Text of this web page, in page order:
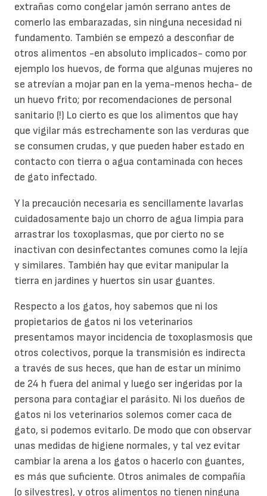
extrañas como congelar jamón serrano antes de
comerlo las embarazadas, sin ninguna necesidad ni
fundamento. También se empezó a desconfiar de
otros alimentos -en absoluto implicados- como por
ejemplo los huevos, de forma que algunas mujeres no
se atrevían a mojar pan en la yema-menos hecha- de
un huevo frito; por recomendaciones de personal
sanitario (!) Lo cierto es que los alimentos que hay
que vigilar más estrechamente son las verduras que
se consumen crudas, y que pueden haber estado en
contacto con tierra o agua contaminada con heces
de gato infectado.
Y la precaución necesaria es sencillamente lavarlas
cuidadosamente bajo un chorro de agua limpia para
arrastrar los toxoplasmas, que por cierto no se
inactivan con desinfectantes comunes como la lejía
y similares. También hay que evitar manipular la
tierra en jardines y huertos sin usar guantes.
Respecto a los gatos, hoy sabemos que ni los
propietarios de gatos ni los veterinarios
presentamos mayor incidencia de toxoplasmosis que
otros colectivos, porque la transmisión es indirecta
a través de sus heces, que han de estar un mínimo
de 24 h fuera del animal y luego ser ingeridas por la
persona para contagiar el parásito. Ni los dueños de
gatos ni los veterinarios solemos comer caca de
gato, si podemos evitarlo. De modo que con observar
unas medidas de higiene normales, y tal vez evitar
cambiar la arena a los gatos o hacerlo con guantes,
es más que suficiente. Otros animales de compañía
(o silvestres), y otros alimentos no tienen ninguna